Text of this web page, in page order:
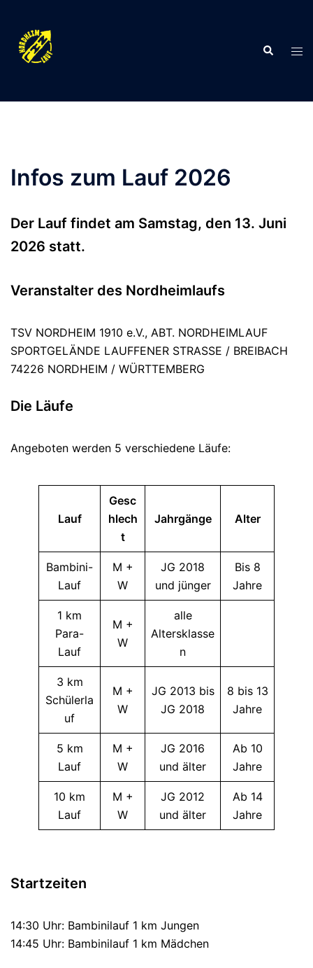
springen
Suche
Infos zum Lauf 2026
Der Lauf findet am Samstag, den 13. Juni
2026 statt.
Veranstalter des Nordheimlaufs
TSV NORDHEIM 1910 e.V., ABT. NORDHEIMLAUF
SPORTGELÄNDE LAUFFENER STRASSE / BREIBACH
74226 NORDHEIM / WÜRTTEMBERG
Die Läufe
Angeboten werden 5 verschiedene Läufe:
Lauf
Gesc
hlech
t
Jahrgänge Alter
Bambini-
Lauf
M +
W
JG 2018
und jünger
Bis 8
Jahre
1 km
Para-
Lauf
M +
W
alle
Altersklasse
n
3 km
Schülerla
uf
M +
W
JG 2013 bis
JG 2018
8 bis 13
Jahre
5 km
Lauf
M +
W
JG 2016
und älter
Ab 10
Jahre
10 km
Lauf
M +
W
JG 2012
und älter
Ab 14
Jahre
Startzeiten
14:30 Uhr: Bambinilauf 1 km Jungen
14:45 Uhr: Bambinilauf 1 km Mädchen